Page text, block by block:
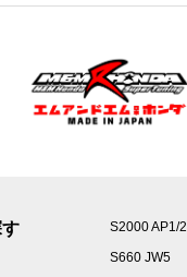
S2000 AP1/2
S660 JW5